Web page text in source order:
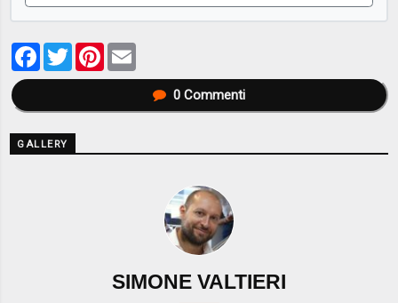
Facebook
TwitterPinterest
0Commenti
GALLERY
SIMONE VALTIERI